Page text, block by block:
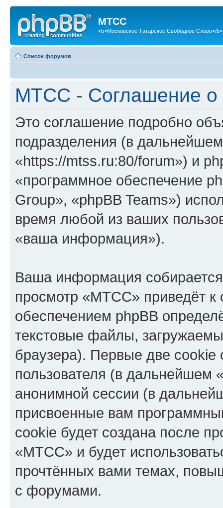
МТСС
<b>Московское Татарское Свободное Слово</b>
Список форумов
МТСС - Соглашение о
Это соглашение подробно
подразделения (в
«https://mtss.ru:80/forum») и
«программное обеспечение
Group», «phpBB Teams»)
время любой из ваших
«ваша информация»).
Ваша информация
просмотр «МТСС» приведёт
обеспечением phpBB
текстовые файлы,
браузера). Первые две cookie
пользователя (в дальнейшем
анонимной сессии (в
присвоенные вам
cookie будет создана после
«МТСС» и будет
прочтённых вами темах,
с форумами.